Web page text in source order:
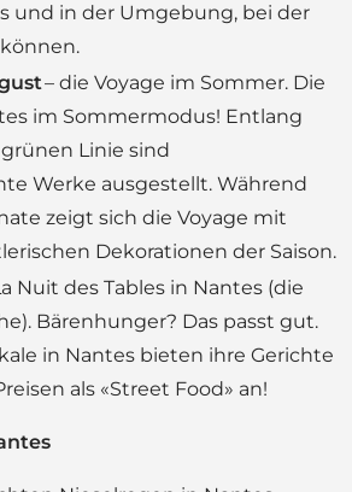
und in der Umgebung, bei der
– die Voyage im Sommer. Die
im Sommermodus! Entlang
Linie sind
Werke ausgestellt. Während
zeigt sich die Voyage mit
Dekorationen der Saison.
Nuit des Tables in Nantes (die
Bärenhunger? Das passt gut.
in Nantes bieten ihre Gerichte
als «Street Food» an!